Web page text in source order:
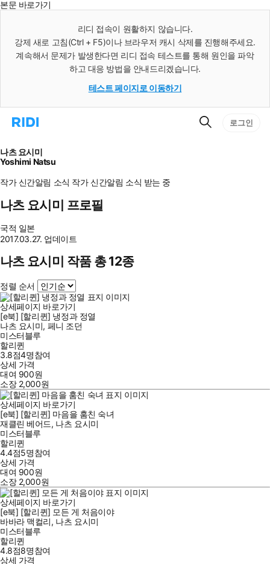
본문 바로가기
리디 접속이 원활하지 않습니다.
강제 새로 고침(Ctrl + F5)이나 브라우저 캐시 삭제를 진행해주세요.
계속해서 문제가 발생한다면 리디 접속 테스트를 통해 원인을 파악
하고 대응 방법을 안내드리겠습니다.
테스트 페이지로 이동하기
리
으
로
동
검
로그인
나츠 요시미
Yoshimi Natsu
작가 신간알림 소식 작가 신간알림 소식 받는 중
나츠 요시미 프로필
국적 일본
2017.03.27. 업데이트
나츠 요시미 작품 총 12종
정렬 순서
상세페이지 바로가기
[e북] [할리퀸] 냉정과 정열
나츠 요시미, 페니 조던
미스터블루
할리퀸
3.8점4명참여
상세 가격
대여 900원
소장 2,000원
상세페이지 바로가기
[e북] [할리퀸] 마음을 훔친 숙녀
재클린 베어드, 나츠 요시미
미스터블루
할리퀸
4.4점5명참여
상세 가격
대여 900원
소장 2,000원
상세페이지 바로가기
[e북] [할리퀸] 모든 게 처음이야
바바라 맥컬리, 나츠 요시미
미스터블루
할리퀸
4.8점8명참여
상세 가격